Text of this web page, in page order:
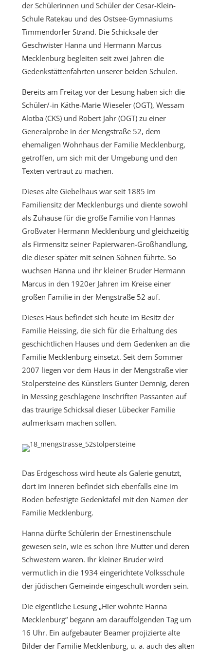
der Schülerinnen und Schüler der Cesar-Klein-
Schule Ratekau und des Ostsee-Gymnasiums
Timmendorfer Strand. Die Schicksale der
Geschwister Hanna und Hermann Marcus
Mecklenburg begleiten seit zwei Jahren die
Gedenkstättenfahrten unserer beiden Schulen.
Bereits am Freitag vor der Lesung haben sich die
Schüler/-in Käthe-Marie Wieseler (OGT), Wessam
Alotba (CKS) und Robert Jahr (OGT) zu einer
Generalprobe in der Mengstraße 52, dem
ehemaligen Wohnhaus der Familie Mecklenburg,
getroffen, um sich mit der Umgebung und den
Texten vertraut zu machen.
Dieses alte Giebelhaus war seit 1885 im
Familiensitz der Mecklenburgs und diente sowohl
als Zuhause für die große Familie von Hannas
Großvater Hermann Mecklenburg und gleichzeitig
als Firmensitz seiner Papierwaren-Großhandlung,
die dieser später mit seinen Söhnen führte. So
wuchsen Hanna und ihr kleiner Bruder Hermann
Marcus in den 1920er Jahren im Kreise einer
großen Familie in der Mengstraße 52 auf.
Dieses Haus befindet sich heute im Besitz der
Familie Heissing, die sich für die Erhaltung des
geschichtlichen Hauses und dem Gedenken an die
Familie Mecklenburg einsetzt. Seit dem Sommer
2007 liegen vor dem Haus in der Mengstraße vier
Stolpersteine des Künstlers Gunter Demnig, deren
in Messing geschlagene Inschriften Passanten auf
das traurige Schicksal dieser Lübecker Familie
aufmerksam machen sollen.
Das Erdgeschoss wird heute als Galerie genutzt,
dort im Inneren befindet sich ebenfalls eine im
Boden befestigte Gedenktafel mit den Namen der
Familie Mecklenburg.
Hanna dürfte Schülerin der Ernestinenschule
gewesen sein, wie es schon ihre Mutter und deren
Schwestern waren. Ihr kleiner Bruder wird
vermutlich in die 1934 eingerichtete Volksschule
der jüdischen Gemeinde eingeschult worden sein.
Die eigentliche Lesung „Hier wohnte Hanna
Mecklenburg“ begann am darauffolgenden Tag um
16 Uhr. Ein aufgebauter Beamer projizierte alte
Bilder der Familie Mecklenburg, u. a. auch des alten